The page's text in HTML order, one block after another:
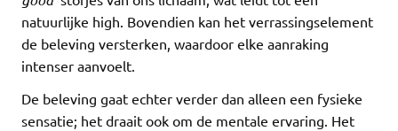
natuurlijke high. Bovendien kan het verrassingselement
de beleving versterken, waardoor elke aanraking
intenser aanvoelt.
De beleving gaat echter verder dan alleen een fysieke
sensatie; het draait ook om de mentale ervaring. Het